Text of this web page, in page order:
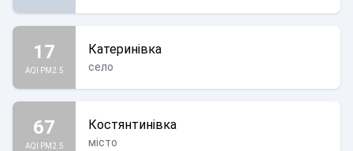
17
AQI PM2.5
Катеринівка
село
67
AQI PM2.5
Костянтинівка
місто